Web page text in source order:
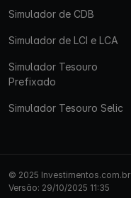
Simulador de CDB
Simulador de LCI e LCA
Simulador Tesouro
Prefixado
Simulador Tesouro Selic
© 2025 Investimentos.com.br
Versão: 29/10/2025 11:35